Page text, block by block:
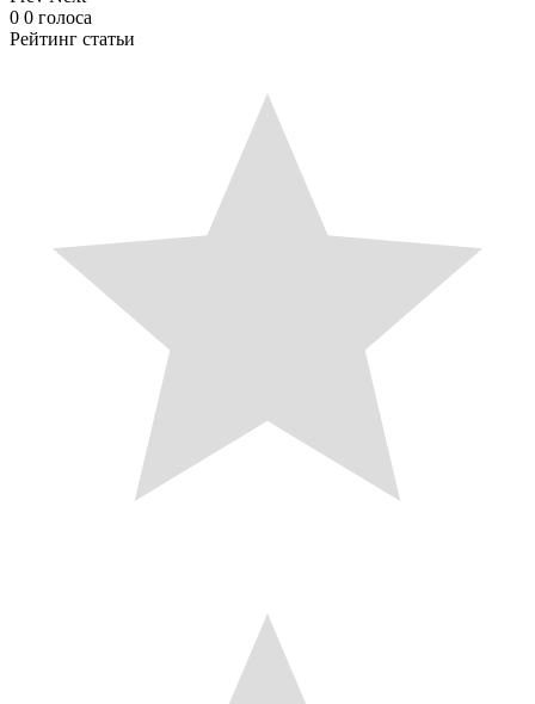
0 0 голоса
Рейтинг статьи